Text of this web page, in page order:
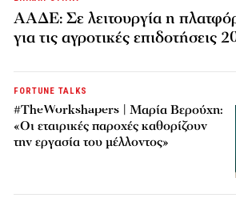
ΑΑΔΕ: Σε λειτουργία η
για τις αγροτικές επιδοτήσεις
FORTUNE TALKS
#TheWorkshapers | Μαρία Βερούχη:
«Οι εταιρικές παροχές καθορίζουν
την εργασία του μέλλοντος»